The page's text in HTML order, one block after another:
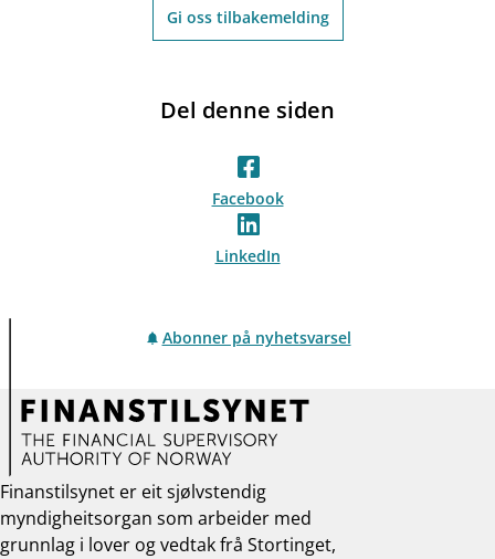
Gi oss tilbakemelding
Del denne siden
Facebook
LinkedIn
Abonner på nyhetsvarsel
Finanstilsynet er eit sjølvstendig
myndigheitsorgan som arbeider med
grunnlag i lover og vedtak frå Stortinget,